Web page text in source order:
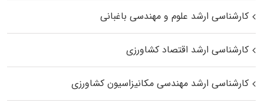
کارشناسی ارشد علوم و مهندسی باغبانی
کارشناسی ارشد اقتصاد کشاورزی
کارشناسی ارشد مهندسی مکانیزاسیون کشاورزی